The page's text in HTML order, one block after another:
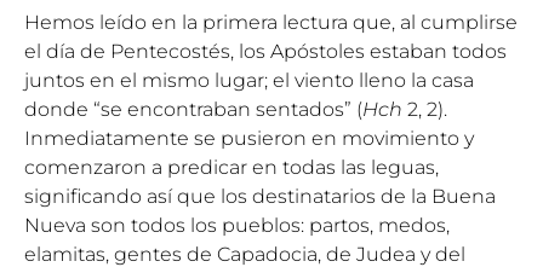
Hemos leído en la primera lectura que, al cumplirse
el día de Pentecostés, los Apóstoles estaban todos
juntos en el mismo lugar; el viento lleno la casa
donde “se encontraban sentados” (Hch 2, 2).
Inmediatamente se pusieron en movimiento y
comenzaron a predicar en todas las leguas,
significando así que los destinatarios de la Buena
Nueva son todos los pueblos: partos, medos,
elamitas, gentes de Capadocia, de Judea y del